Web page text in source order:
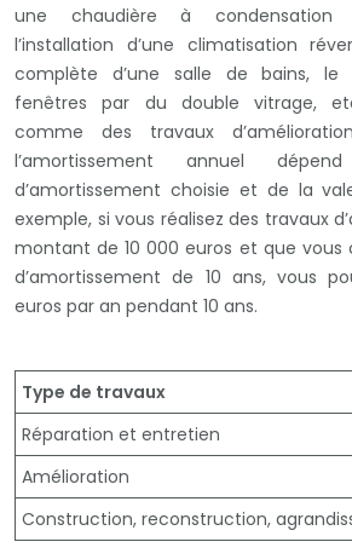
une chaudière à condensation
l’installation d’une climatisation
complète d’une salle de bains, le
fenêtres par du double vitrage,
comme des travaux
l’amortissement annuel
d’amortissement choisie et de la
exemple, si vous réalisez des travaux
montant de 10 000 euros et que vous
d’amortissement de 10 ans, vous
euros par an pendant 10 ans.
Type de travaux
Réparation et entretien
Amélioration
Construction, reconstruction,